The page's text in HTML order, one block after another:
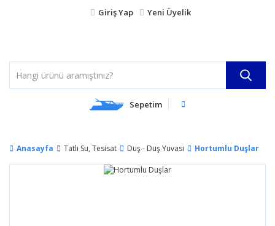
Giriş Yap Yeni Üyelik
Sepetim
Anasayfa Tatlı Su, Tesisat Duş - Duş Yuvası Hortumlu Duşlar